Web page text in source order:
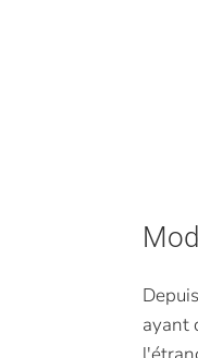
ayant